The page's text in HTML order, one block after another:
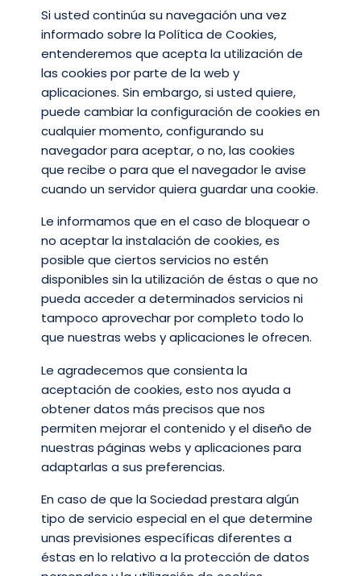
Si usted continúa su navegación una vez
informado sobre la Política de Cookies,
entenderemos que acepta la utilización de
las cookies por parte de la web y
aplicaciones. Sin embargo, si usted quiere,
puede cambiar la configuración de cookies en
cualquier momento, configurando su
navegador para aceptar, o no, las cookies
que recibe o para que el navegador le avise
cuando un servidor quiera guardar una cookie.
Le informamos que en el caso de bloquear o
no aceptar la instalación de cookies, es
posible que ciertos servicios no estén
disponibles sin la utilización de éstas o que no
pueda acceder a determinados servicios ni
tampoco aprovechar por completo todo lo
que nuestras webs y aplicaciones le ofrecen.
Le agradecemos que consienta la
aceptación de cookies, esto nos ayuda a
obtener datos más precisos que nos
permiten mejorar el contenido y el diseño de
nuestras páginas webs y aplicaciones para
adaptarlas a sus preferencias.
En caso de que la Sociedad prestara algún
tipo de servicio especial en el que determine
unas previsiones específicas diferentes a
éstas en lo relativo a la protección de datos